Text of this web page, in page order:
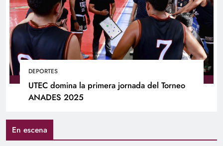
DEPORTES
UTEC domina la primera jornada del Torneo
ANADES 2025
En escena